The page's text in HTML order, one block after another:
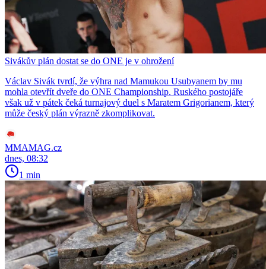
Sivákův plán dostat se do ONE je v ohrožení
Václav Sivák tvrdí, že výhra nad Mamukou Usubyanem by mu
mohla otevřít dveře do ONE Championship. Ruského postojáře
však už v pátek čeká turnajový duel s Maratem Grigorianem, který
může český plán výrazně zkomplikovat.
MMAMAG.cz
dnes, 08:32
1 min